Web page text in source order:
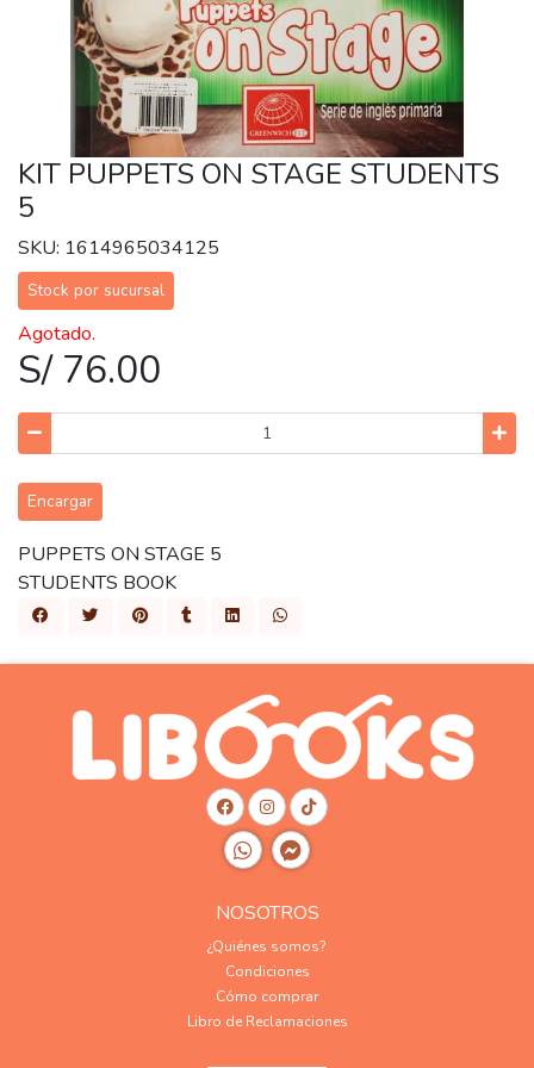
KIT PUPPETS ON STAGE STUDENTS
5
SKU: 1614965034125
Stock por sucursal
Agotado.
S/ 76.00
Encargar
PUPPETS ON STAGE 5
STUDENTS BOOK
NOSOTROS
¿Quiénes somos?
Condiciones
Cómo comprar
Libro de Reclamaciones